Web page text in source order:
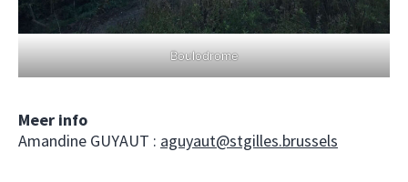
Boulodrome
Meer info
Amandine GUYAUT : aguyaut@stgilles.brussels